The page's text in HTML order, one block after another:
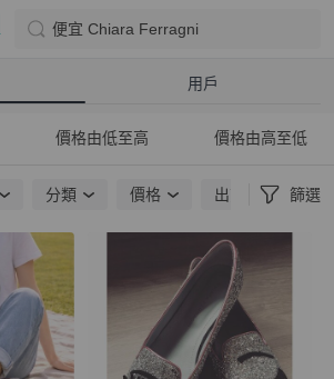
便宜 Chiara Ferragni
用戶
價格由低至高 價格由高至低
分類 價格 出貨地點 篩選